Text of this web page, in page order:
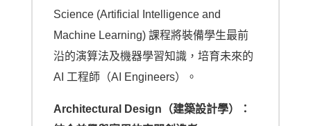
Science (Artificial Intelligence and
Machine Learning) 課程將裝備學生最前
沿的演算法及機器學習知識，培育未來的
AI 工程師（AI Engineers）。
Architectural Design（建築設計學）：